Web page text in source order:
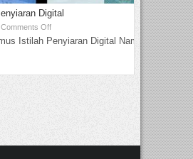
Digital
Comments Off
Istilah Penyiaran Digital Nama